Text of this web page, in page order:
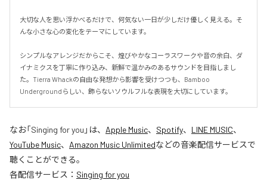
大切な人を思い浮かべるだけで、何気ない一日が少しだけ優しく見える。そ
んな小さな心の変化をテーマにしています。
シンプルなアレンジだからこそ、煌びやかなコーラスワークや音の余白、ダ
イナミクスを丁寧に作り込み、新鮮で温かみのあるサウンドを目指しまし
た。Tierra Whackの自由な発想から影響を受けつつも、Bamboo
Undergroundらしい、飾らないソウルフルな表現を大切にしています。
なお「Singing for you 」は、 Apple Music、 Spotify、 LINE MUSIC、
YouTube Music、 Amazon Music Unlimitedなどの音楽配信サービスで
聴くことができる。
各配信サービス： Singing for you